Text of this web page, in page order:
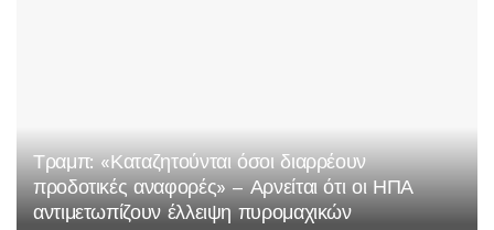
Τραμπ: «Καταζητούνται όσοι διαρρέουν
προδοτικές αναφορές» – Αρνείται ότι οι ΗΠΑ
αντιμετωπίζουν έλλειψη πυρομαχικών